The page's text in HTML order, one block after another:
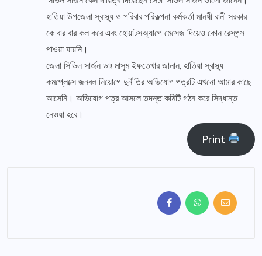
হাতিয়া উপজেলা স্বাস্থ্য ও পরিবার পরিকল্পনা কর্মকর্তা মানষী রানী সরকার
কে বার বার কল করে এবং হোয়াটসঅ্যাপে মেসেজ দিয়েও কোন রেসপন্স
পাওয়া যায়নি।
জেলা সিভিল সার্জন ডাঃ মাসুম ইফতেখার জানান, হাতিয়া স্বাস্থ্য
কমপ্লেক্সে জনবল নিয়োগে দুর্নীতির অভিযোগ পত্রটি এখনো আমার কাছে
আসেনি। অভিযোগ পত্র আসলে তদন্ত কমিটি গঠন করে সিদ্ধান্ত
নেওয়া হবে।
Print